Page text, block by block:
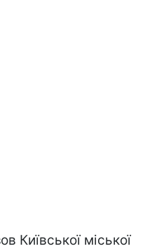
Київської міської